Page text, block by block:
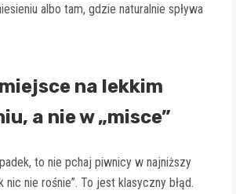
albo tam, gdzie naturalnie spływa
na lekkim
a nie w „misce”
to nie pchaj piwnicy w najniższy
nic nie rośnie”. To jest klasyczny błąd.